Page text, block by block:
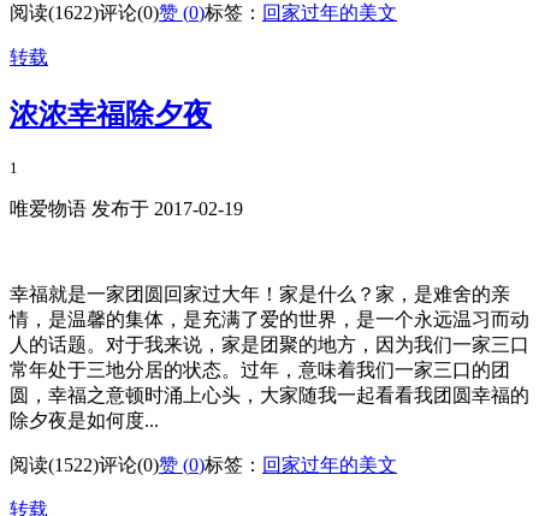
阅读(1622)评论(0)赞 (0)标签： 回家过年的美文
转载
浓浓幸福除夕夜
1
唯爱物语 发布于 2017-02-19
幸福就是一家团圆回家过大年！家是什么？家，是难舍的亲
情，是温馨的集体，是充满了爱的世界，是一个永远温习而动
人的话题。对于我来说，家是团聚的地方，因为我们一家三口
常年处于三地分居的状态。过年，意味着我们一家三口的团
圆，幸福之意顿时涌上心头，大家随我一起看看我团圆幸福的
除夕夜是如何度...
阅读(1522)评论(0)赞 (0)标签： 回家过年的美文
转载